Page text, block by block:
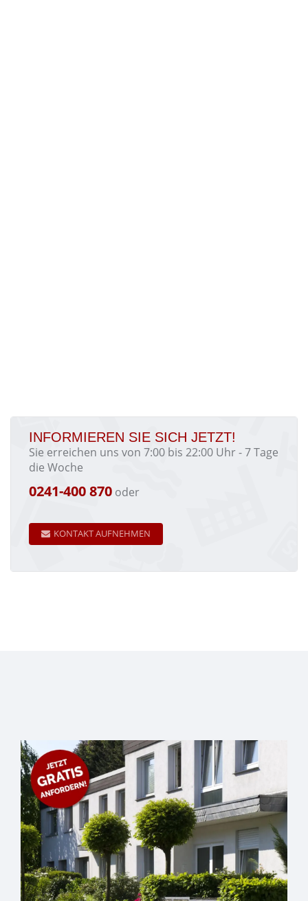
INFORMIEREN SIE SICH JETZT!
Sie erreichen uns von 7:00 bis 22:00 Uhr - 7 Tage
die Woche
0241-400 870 oder
KONTAKT AUFNEHMEN